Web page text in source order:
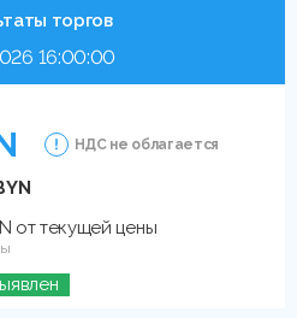
торгов
16:00:00
НДС не облагается
от текущей цены